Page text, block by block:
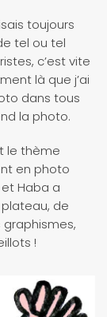
toujours
tel ou tel
c’est vite
là que j’ai
dans tous
la photo.
le thème
en photo
Haba a
de
!